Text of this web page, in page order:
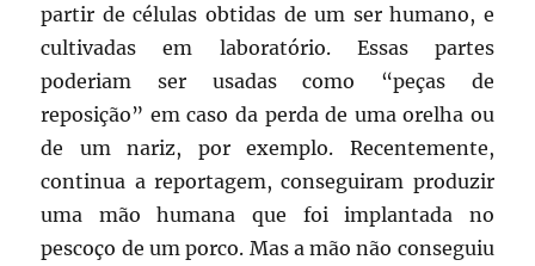
partir de células obtidas de um ser humano, e
cultivadas em laboratório. Essas partes
poderiam ser usadas como “peças de
reposição” em caso da perda de uma orelha ou
de um nariz, por exemplo. Recentemente,
continua a reportagem, conseguiram produzir
uma mão humana que foi implantada no
pescoço de um porco. Mas a mão não conseguiu